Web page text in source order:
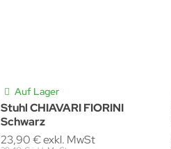
Auf Lager
Stuhl CHIAVARI FIORINI
Schwarz
23,90 € exkl. MwSt